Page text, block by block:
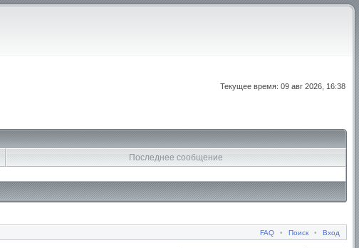
Текущее время: 09 авг 2026, 16:38
Последнее сообщение
FAQ • Поиск • Вход